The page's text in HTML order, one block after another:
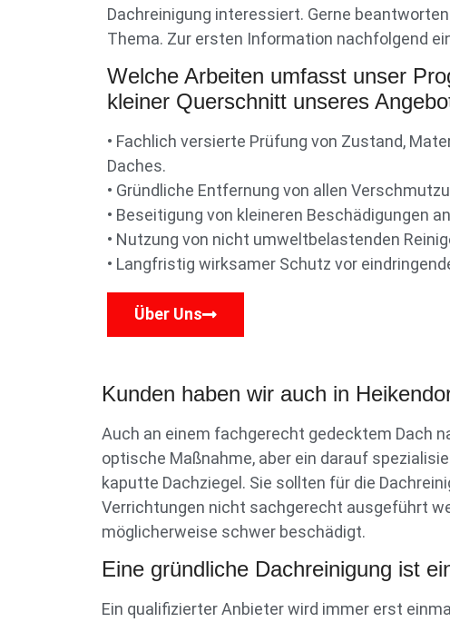
Dachreinigung interessiert. Gerne
Thema. Zur ersten Information nachfolgend
Welche Arbeiten umfasst unser
kleiner Querschnitt unseres
• Fachlich versierte Prüfung von Zustand,
Daches.
• Gründliche Entfernung von allen
• Beseitigung von kleineren Beschädigungen
• Nutzung von nicht umweltbelastenden
• Langfristig wirksamer Schutz vor
Über Uns
Kunden haben wir auch in
Auch an einem fachgerecht gedecktem Dach
optische Maßnahme, aber ein darauf
kaputte Dachziegel. Sie sollten für die
Verrichtungen nicht sachgerecht ausgeführt
möglicherweise schwer beschädigt.
Eine gründliche Dachreinigung ist
Ein qualifizierter Anbieter wird immer erst